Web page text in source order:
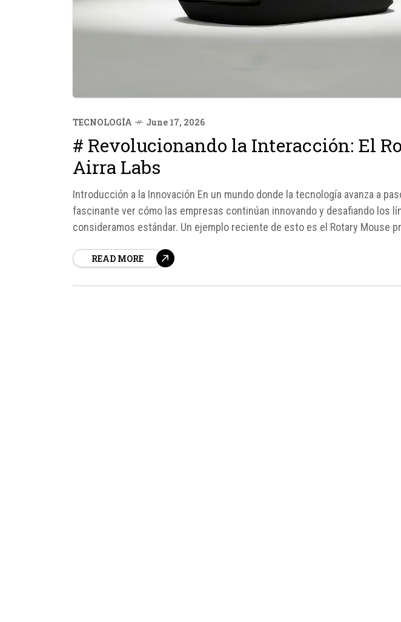
TECNOLOGÍA June 17, 2026
# Revolucionando la Interacción: El
Airra Labs
Introducción a la Innovación En un mundo donde la tecnología avanza a
fascinante ver cómo las empresas continúan innovando y desafiando los
consideramos estándar. Un ejemplo reciente de esto es el Rotary Mouse
READ MORE